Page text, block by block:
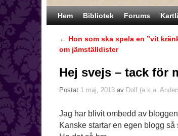
Hoppa till huvudinnehåll
Hoppa till sekundärt innehåll
Hem Bibliotek Forums
Inläggsnavigering
← Hon som ska spela en ”vit
om jämställdister
Hej svejs – tack för
Postat 1 maj, 2013 av Dolf (a.k.a.
Jag har blivit ombedd av
Kanske startar en egen blogg så